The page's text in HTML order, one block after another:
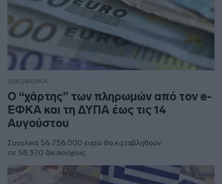
ΟΙΚΟΝΟΜΙΑ
Ο “χάρτης” των πληρωμών από τον e-
ΕΦΚΑ και τη ΔΥΠΑ έως τις 14
Αυγούστου
Συνολικά 56.756.000 ευρώ θα καταβληθούν
σε 58.370 δικαιούχους